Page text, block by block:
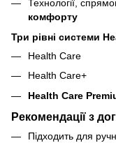
Технології,
комфорту
Три рівні системи
Health Care
Health Care+
Health Care
Рекомендації з
Підходить для